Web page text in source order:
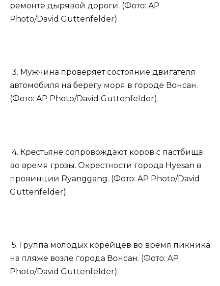
ремонте дырявой дороги. (Фото: AP
Photo/David Guttenfelder).
3. Мужчина проверяет состояние двигателя
автомобиля на берегу моря в городе Вонсан.
(Фото: AP Photo/David Guttenfelder).
4. Крестьяне сопровождают коров с пастбища
во время грозы. Окрестности города Hyesan в
провинции Ryanggang. (Фото: AP Photo/David
Guttenfelder).
5. Группа молодых корейцев во время пикника
на пляже возле города Вонсан. (Фото: AP
Photo/David Guttenfelder).